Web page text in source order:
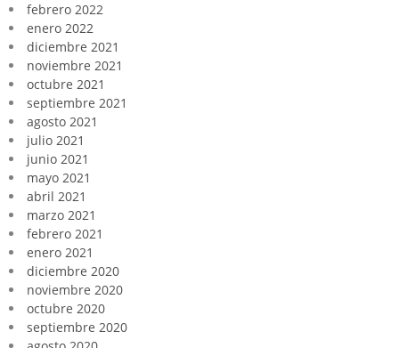
febrero 2022
enero 2022
diciembre 2021
noviembre 2021
octubre 2021
septiembre 2021
agosto 2021
julio 2021
junio 2021
mayo 2021
abril 2021
marzo 2021
febrero 2021
enero 2021
diciembre 2020
noviembre 2020
octubre 2020
septiembre 2020